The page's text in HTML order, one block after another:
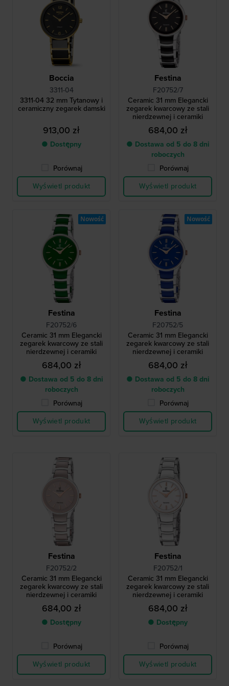
Boccia
3311-04
3311-04 32 mm Tytanowy i
ceramiczny zegarek damski
913,00 zł
● Dostępny
Porównaj
Wyświetl produkt
Festina
F20752/7
Ceramic 31 mm Elegancki
zegarek kwarcowy ze stali
nierdzewnej i ceramiki
684,00 zł
● Dostawa od 5 do 8 dni
roboczych
Porównaj
Wyświetl produkt
Festina
F20752/6
Ceramic 31 mm Elegancki
zegarek kwarcowy ze stali
nierdzewnej i ceramiki
684,00 zł
● Dostawa od 5 do 8 dni
roboczych
Porównaj
Wyświetl produkt
Nowość
Festina
F20752/5
Ceramic 31 mm Elegancki
zegarek kwarcowy ze stali
nierdzewnej i ceramiki
684,00 zł
● Dostawa od 5 do 8 dni
roboczych
Porównaj
Wyświetl produkt
Nowość
Festina
F20752/2
Ceramic 31 mm Elegancki
zegarek kwarcowy ze stali
nierdzewnej i ceramiki
684,00 zł
● Dostępny
Porównaj
Wyświetl produkt
Festina
F20752/1
Ceramic 31 mm Elegancki
zegarek kwarcowy ze stali
nierdzewnej i ceramiki
684,00 zł
● Dostępny
Porównaj
Wyświetl produkt